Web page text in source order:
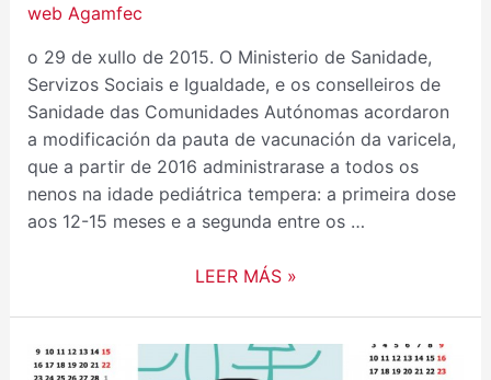
web Agamfec
o 29 de xullo de 2015. O Ministerio de Sanidade,
Servizos Sociais e Igualdade, e os conselleiros de
Sanidade das Comunidades Autónomas acordaron
a modificación da pauta de vacunación da varicela,
que a partir de 2016 administrarase a todos os
nenos na idade pediátrica tempera: a primeira dose
aos 12-15 meses e a segunda entre os …
LEER MÁS »